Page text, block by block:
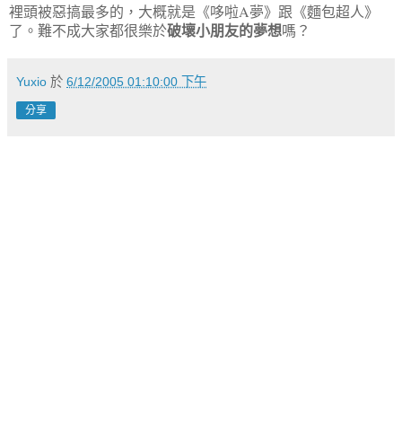
裡頭被惡搞最多的，大概就是《哆啦A夢》跟《麵包超人》
了。難不成大家都很樂於破壞小朋友的夢想嗎？
Yuxio 於 6/12/2005 01:10:00 下午
分享